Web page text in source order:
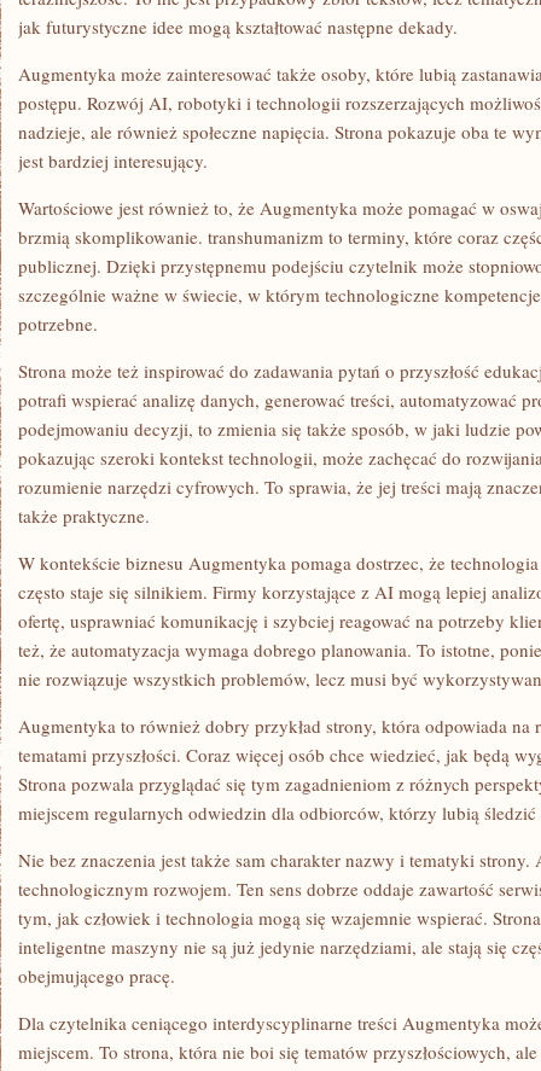
jak futurystyczne idee mogą kształtować następne dekady.
Augmentyka może zainteresować także osoby, które lubią
postępu. Rozwój AI, robotyki i technologii rozszerzających
nadzieje, ale również społeczne napięcia. Strona pokazuje oba te
jest bardziej interesujący.
Wartościowe jest również to, że Augmentyka może pomagać w
brzmią skomplikowanie. transhumanizm to terminy, które coraz
publicznej. Dzięki przystępnemu podejściu czytelnik może
szczególnie ważne w świecie, w którym technologiczne
potrzebne.
Strona może też inspirować do zadawania pytań o przyszłość
potrafi wspierać analizę danych, generować treści, automatyzować
podejmowaniu decyzji, to zmienia się także sposób, w jaki ludzie
pokazując szeroki kontekst technologii, może zachęcać do
rozumienie narzędzi cyfrowych. To sprawia, że jej treści mają
także praktyczne.
W kontekście biznesu Augmentyka pomaga dostrzec, że
często staje się silnikiem. Firmy korzystające z AI mogą lepiej
ofertę, usprawniać komunikację i szybciej reagować na potrzeby
też, że automatyzacja wymaga dobrego planowania. To istotne,
nie rozwiązuje wszystkich problemów, lecz musi być
Augmentyka to również dobry przykład strony, która odpowiada na
tematami przyszłości. Coraz więcej osób chce wiedzieć, jak będą
Strona pozwala przyglądać się tym zagadnieniom z różnych
miejscem regularnych odwiedzin dla odbiorców, którzy lubią śledzić
Nie bez znaczenia jest także sam charakter nazwy i tematyki
technologicznym rozwojem. Ten sens dobrze oddaje zawartość
tym, jak człowiek i technologia mogą się wzajemnie wspierać.
inteligentne maszyny nie są już jedynie narzędziami, ale stają się
obejmującego pracę.
Dla czytelnika ceniącego interdyscyplinarne treści Augmentyka
miejscem. To strona, która nie boi się tematów przyszłościowych,